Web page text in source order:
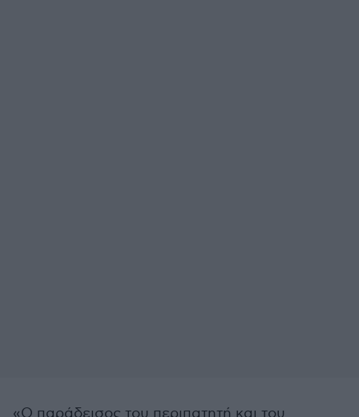
«Ο παράδεισος του περιπατητή και του